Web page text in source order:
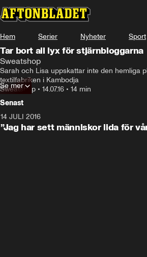
Hem Serier Nyheter Sport
Tar bort all lyx för stjärnbloggarna
Sweatshop
Sarah och Lisa uppskattar inte den hemliga
textilfabriken i Kambodja
Sweatshop • 14.07.16 • 14 min
Se mer
Senast
14 JULI 2016
”Jag har sett människor lida för